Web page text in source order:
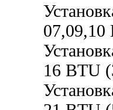
16 BTU